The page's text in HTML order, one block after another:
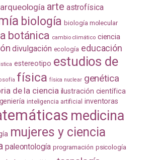
arqueología arte astrofísica
biología biología molecular
botánica cambio climático ciencia
divulgación ecología educación
estereotipo estudios de
física física nuclear genética
de la ciencia ilustración científica
inteligencia artificial inventoras
medicina
mujeres y ciencia
paleontología programación psicología